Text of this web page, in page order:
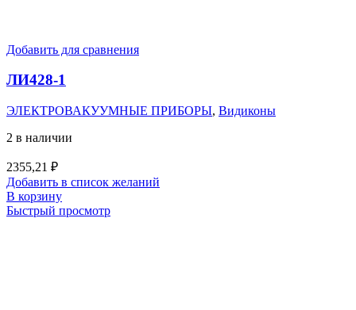
Добавить для сравнения
ЛИ428-1
ЭЛЕКТРОВАКУУМНЫЕ ПРИБОРЫ, Видиконы
2 в наличии
2355,21 ₽
Добавить в список желаний
В корзину
Быстрый просмотр